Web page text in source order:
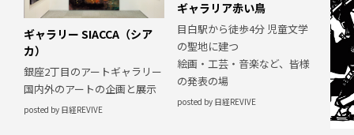
ギャラリー SIACCA（シア
カ）
銀座2丁目のアートギャラリー
国内外のアートの企画と展示
posted by 日経REVIVE
ギャラリア赤い鳥
目白駅から徒歩4分 児童文学
の聖地に建つ
絵画・工芸・音楽など、皆様
の発表の場
posted by 日経REVIVE